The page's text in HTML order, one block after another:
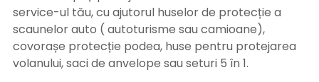
service-ul tău, cu ajutorul huselor de protecție a
scaunelor auto ( autoturisme sau camioane),
covorașe protecție podea, huse pentru protejarea
volanului, saci de anvelope sau seturi 5 în 1.